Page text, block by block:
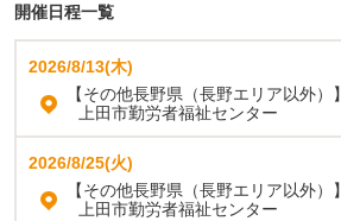
開催日程一覧
2026/8/13(木)
【その他長野県（長野エリア以外）】
上田市勤労者福祉センター
2026/8/25(火)
【その他長野県（長野エリア以外）】
上田市勤労者福祉センター